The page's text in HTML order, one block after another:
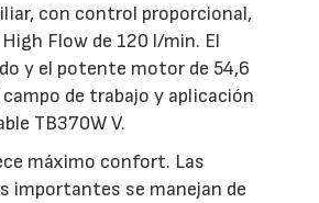
con control proporcional,
Flow de 120 l/min. El
y el potente motor de 54,6
campo de trabajo y aplicación
TB370W V.
máximo confort. Las
importantes se manejan de